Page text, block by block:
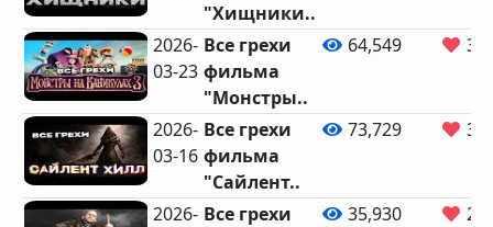
"Хищники..
2026-
03-23
Все грехи
фильма
"Монстры..
64,549
2026-
03-16
Все грехи
фильма
"Сайлент..
73,729
2026- Все грехи
35,930